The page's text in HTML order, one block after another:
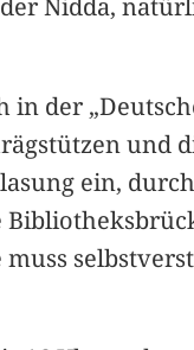
Nidda,
der
und
ein,